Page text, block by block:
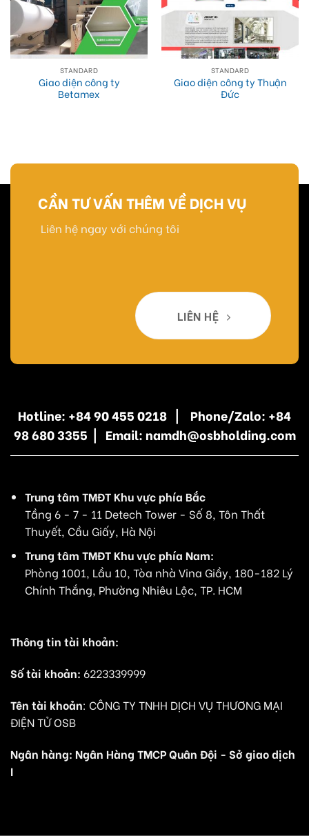
STANDARD
Giao diện công ty
Betamex
STANDARD
Giao diện công ty Thuận
Đức
CẦN TƯ VẤN THÊM VỀ DỊCH VỤ
Liên hệ ngay với chúng tôi
LIÊN HỆ
Hotline: +84 90 455 0218 | Phone/Zalo: +84
98 680 3355 | Email: namdh@osbholding.com
Trung tâm TMĐT Khu vực phía Bắc
Tầng 6 - 7 - 11 Detech Tower - Số 8, Tôn Thất
Thuyết, Cầu Giấy, Hà Nội
Trung tâm TMĐT Khu vực phía Nam:
Phòng 1001, Lầu 10, Tòa nhà Vina Giầy, 180-182 Lý
Chính Thắng, Phường Nhiêu Lộc, TP. HCM
Thông tin tài khoản:
Số tài khoản: 6223339999
Tên tài khoản: CÔNG TY TNHH DỊCH VỤ THƯƠNG MẠI
ĐIỆN TỬ OSB
Ngân hàng: Ngân Hàng TMCP Quân Đội - Sở giao dịch
I